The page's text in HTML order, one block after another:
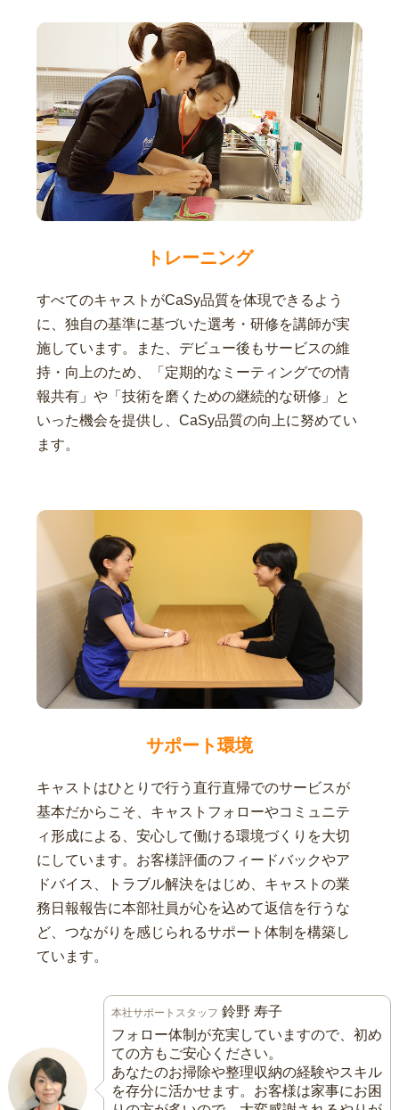
トレーニング
すべてのキャストがCaSy品質を体現できるよう
に、独自の基準に基づいた選考・研修を講師が実
施しています。また、デビュー後もサービスの維
持・向上のため、「定期的なミーティングでの情
報共有」や「技術を磨くための継続的な研修」と
いった機会を提供し、CaSy品質の向上に努めてい
ます。
サポート環境
キャストはひとりで行う直行直帰でのサービスが
基本だからこそ、キャストフォローやコミュニテ
ィ形成による、安心して働ける環境づくりを大切
にしています。お客様評価のフィードバックやア
ドバイス、トラブル解決をはじめ、キャストの業
務日報報告に本部社員が心を込めて返信を行うな
ど、つながりを感じられるサポート体制を構築し
ています。
本社サポートスタッフ 鈴野 寿子
フォロー体制が充実していますので、初め
ての方もご安心ください。
あなたのお掃除や整理収納の経験やスキル
を存分に活かせます。お客様は家事にお困